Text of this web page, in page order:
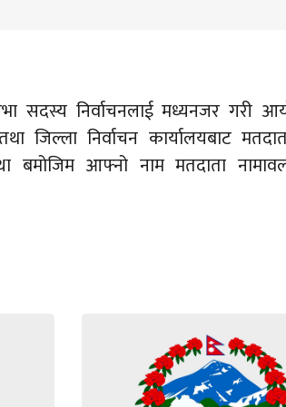
सदस्य निर्वाचनलाई मध्यनजर गरी
जिल्ला निर्वाचन कार्यालयबाट
आफ्नो नाम मतदाता